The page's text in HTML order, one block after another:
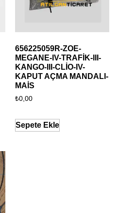
656225059R-ZOE-
MEGANE-IV-TRAFİK-III-
KANGO-III-CLİO-IV-
KAPUT AÇMA MANDALI-
MAİS
₺0,00
Sepete Ekle